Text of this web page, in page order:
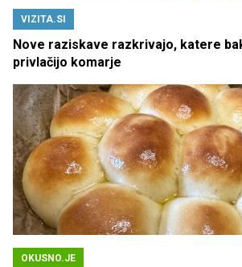
VIZITA.SI
Nove raziskave razkrivajo, katere
privlačijo komarje
OKUSNO.JE